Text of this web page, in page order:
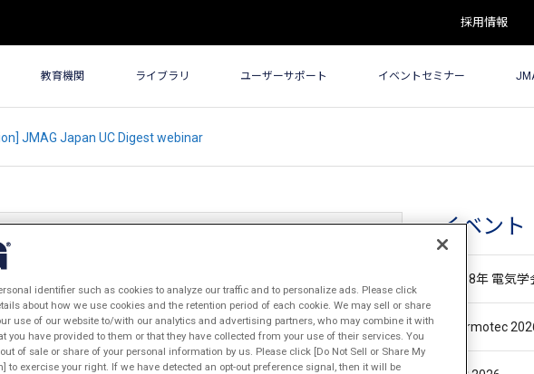
採用情報
教育機関 ライブラリ ユーザーサポート イベントセミナー
JMAG Japan UC Digest webinar
UC Digest webinar
イベント
令和8年 電気
Thermotec
identifier such as cookies to analyze our traffic and to personalize ads. Please click
about how we use cookies and the retention period of each cookie. We may sell or share
use of our website to/with our analytics and advertising partners, who may combine it with
you have provided to them or that they have collected from your use of their services. You
of sale or share of your personal information by us. Please click [Do Not Sell or Share My
to exercise your right. If we have detected an opt-out preference signal, then it will be